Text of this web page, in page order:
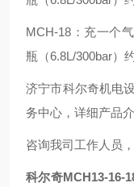
MCH-18：充一个
瓶（6.8L/300bar）约
济宁市科尔奇机电
务中心，详细产品
咨询我司工作人员
科尔奇MCH13-16-